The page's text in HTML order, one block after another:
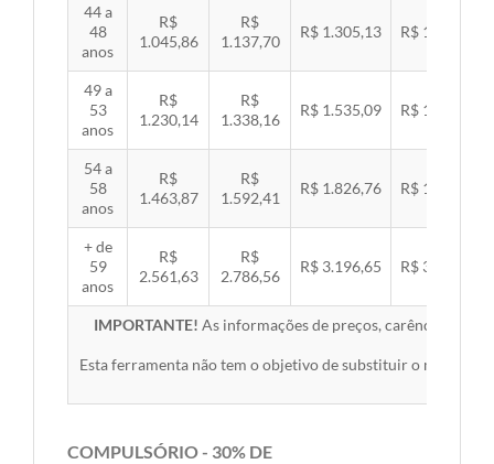
44 a
48
anos
R$
1.045,86
R$
1.137,70
R$ 1.305,13 R$ 1.344,92
49 a
53
anos
R$
1.230,14
R$
1.338,16
R$ 1.535,09 R$ 1.581,89
54 a
58
anos
R$
1.463,87
R$
1.592,41
R$ 1.826,76 R$ 1.882,45
+ de
59
anos
R$
2.561,63
R$
2.786,56
R$ 3.196,65 R$ 3.294,10
IMPORTANTE! As informações de preços, carências,
Esta ferramenta não tem o objetivo de substituir o material
COMPULSÓRIO - 30% DE